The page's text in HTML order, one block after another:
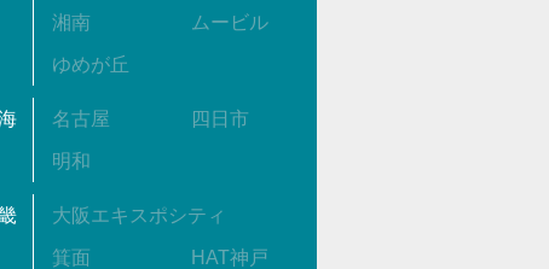
湘南 ムービル
ゆめが丘
名古屋 四日市
明和
大阪エキスポシティ
箕面 HAT神戸